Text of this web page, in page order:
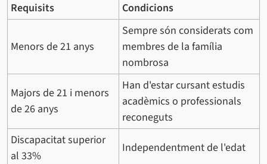
Requisits
Condicions
Menors de 21 anys
Sempre són considerats com
membres de la família
nombrosa
Majors de 21 i menors
de 26 anys
Han d'estar cursant estudis
acadèmics o professionals
reconeguts
Discapacitat superior
al 33%
Independentment de l'edat